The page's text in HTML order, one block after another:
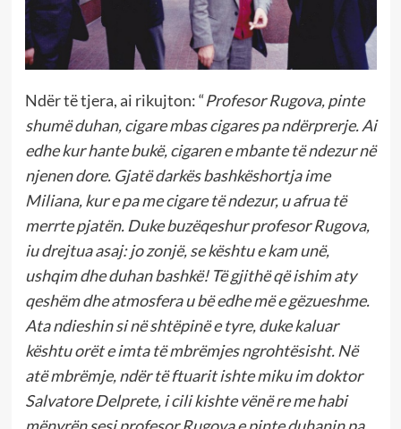
Ndër të tjera, ai rikujton: “Profesor Rugova, pinte
shumë duhan, cigare mbas cigares pa ndërprerje. Ai
edhe kur hante bukë, cigaren e mbante të ndezur në
njenen dore. Gjatë darkës bashkëshortja ime
Miliana, kur e pa me cigare të ndezur, u afrua të
merrte pjatën. Duke buzëqeshur profesor Rugova,
iu drejtua asaj: jo zonjë, se kështu e kam unë,
ushqim dhe duhan bashkë! Të gjithë që ishim aty
qeshëm dhe atmosfera u bë edhe më e gëzueshme.
Ata ndieshin si në shtëpinë e tyre, duke kaluar
kështu orët e imta të mbrëmjes ngrohtësisht. Në
atë mbrëmje, ndër të ftuarit ishte miku im doktor
Salvatore Delprete, i cili kishte vënë re me habi